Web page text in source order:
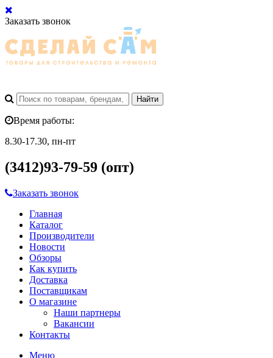
Заказать звонок
Время работы:
8.30-17.30, пн-пт
(3412)93-79-59 (опт)
Заказать звонок
Главная
Каталог
Производители
Новости
Обзоры
Как купить
Доставка
Поставщикам
О магазине
Наши партнеры
Вакансии
Контакты
Меню